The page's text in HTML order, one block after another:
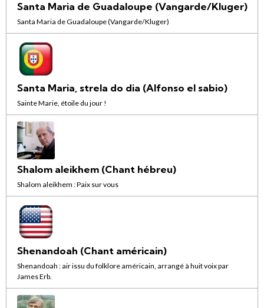
Santa Maria de Guadaloupe (Vangarde/Kluger)
Santa Maria de Guadaloupe (Vangarde/Kluger)
Santa Maria, strela do dia (Alfonso el sabio)
Sainte Marie, étoile du jour !
Shalom aleikhem (Chant hébreu)
Shalom aleikhem : Paix sur vous
Shenandoah (Chant américain)
Shenandoah : air issu du folklore américain, arrangé à huit voix par
James Erb.